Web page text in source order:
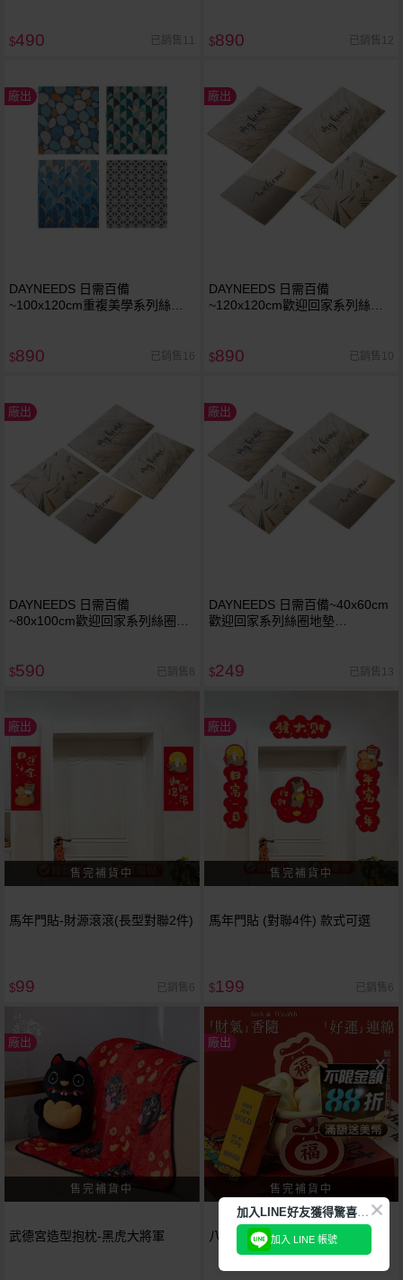
$490 已銷售11 $890 已銷售12
廠出
DAYNEEDS 日需百備
~100x120cm重複美學系列絲圈
$890 已銷售16
廠出
DAYNEEDS 日需百備
~120x120cm歡迎回家系列絲圈
$890 已銷售10
廠出
DAYNEEDS 日需百備
~80x100cm歡迎回家系列絲圈地
$590 已銷售8
廠出
DAYNEEDS 日需百備~40x60cm
歡迎回家系列絲圈地墊
$249 已銷售13
廠出
馬年門貼-財源滾滾(長型對聯2件)
$99 已銷售6
廠出
馬年門貼 (對聯4件) 款式可選
$199 已銷售6
廠出
武德宮造型抱枕-黑虎大將軍
廠出
八方來財擴香石(小蒼蘭)1組入
加
入LINE好友獲得驚喜折扣!
加入 LINE 帳號